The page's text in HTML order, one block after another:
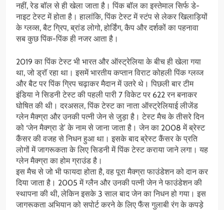
नहीं, रेड बॉल से ही खेला जाता है। पिंक बॉल का इस्तेमाल सिर्फ डे-
नाइट टेस्ट में होता है। हालांकि, पिंक टेस्ट में स्टंप से लेकर खिलाड़ियों
के ग्लव्स, बैट ग्रिप, ब्रांड लोगो, होर्डिंग, कैप और दर्शकों का पहनावा
सब कुछ पिंक-पिंक ही नजर आता है।
2019 का पिंक टेस्ट भी भारत और ऑस्ट्रेलिया के बीच ही खेला गया
था, जो ड्रॉ रहा था। इसमें भारतीय कप्तान विराट कोहली पिंक ग्लव्ज
और बैट पर पिंक ग्रिप चढ़ाकर मैदान में उतरे थे। पिछली बार टीम
इंडिया ने सिडनी टेस्ट की पहली पारी 7 विकेट पर 622 रन बनाकर
घोषित की थी। दरअसल, पिंक टेस्ट का नाता ऑस्ट्रेलियाई लीजेंड
ग्लेन मैक्ग्रा और उनकी पत्नी जेन से जुड़ा है। टेस्ट मैच के तीसरे दिन
को ‘जेन मैक्ग्रा डे’ के नाम से जाना जाता है। जेन का 2008 में ब्रेस्ट
कैंसर की वजह से निधन हुआ था। इसके बाद ब्रेस्ट कैंसर के प्रति
लोगों में जागरूकता के लिए सिडनी में पिंक टेस्ट कराया जाने लगा। यह
ग्लेन मैक्ग्रा का होम ग्राउंड है।
इस मैच से जो भी फायदा होता है, वह पूरा मैक्ग्रा फाउंडेशन को दान कर
दिया जाता है। 2005 में ग्लैन और उनकी पत्नी जेन ने फाउंडेशन की
स्थापना की थी, लेकिन इसके 3 साल बाद जेन का निधन हो गया। इस
जागरूकता अभियान को सपोर्ट करने के लिए फैंस गुलाबी रंग के कपड़े